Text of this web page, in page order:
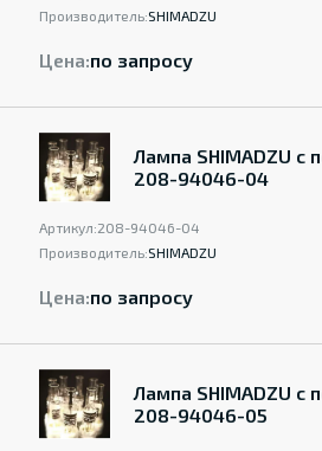
Производитель:SHIMADZU
Цена:по запросу
Лампа SHIMADZU с
208-94046-04
Артикул:208-94046-04
Производитель:SHIMADZU
Цена:по запросу
Лампа SHIMADZU с
208-94046-05